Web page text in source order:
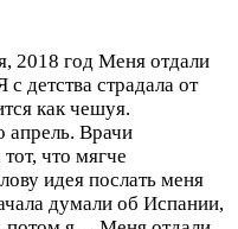
2018 год Меня отдали
детства страдала от
как чешуя.
апрель. Врачи
что мягче
идея послать меня
думали об Испании,